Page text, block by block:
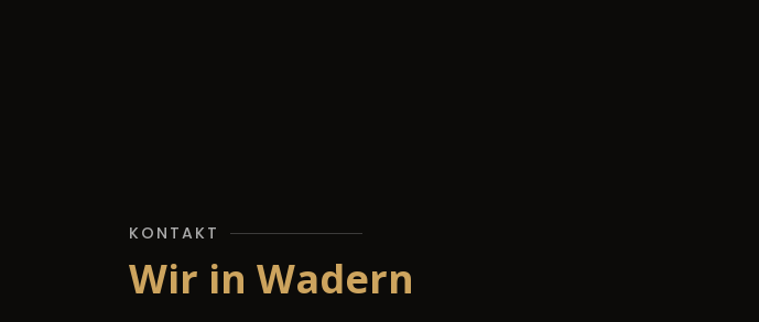
KONTAKT
Wir in Wadern